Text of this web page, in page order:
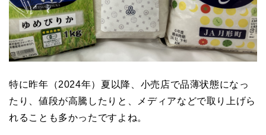
特に昨年（2024年）夏以降、小売店で品薄状態になっ
たり、値段が高騰したりと、メディアなどで取り上げら
れることも多かったですよね。